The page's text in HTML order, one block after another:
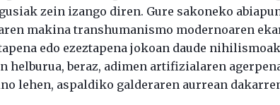
zein izango diren. Gure sakoneko
makina transhumanismo modernoaren
edo ezeztapena jokoan daude
helburua, beraz, adimen artifizialaren
lehen, aspaldiko galderaren aurrean